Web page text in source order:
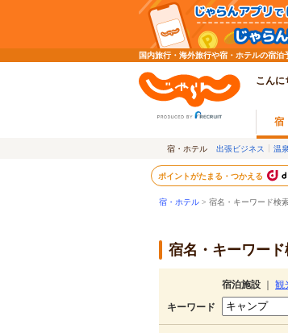
国内旅行・海外旅行や宿・ホテルの宿
こんに
宿
宿・ホテル 出張ビジネス 温
ポイントがたまる・つかえる
宿・ホテル > 宿名・キーワード検
宿名・キーワー
宿泊施設 観
キーワード